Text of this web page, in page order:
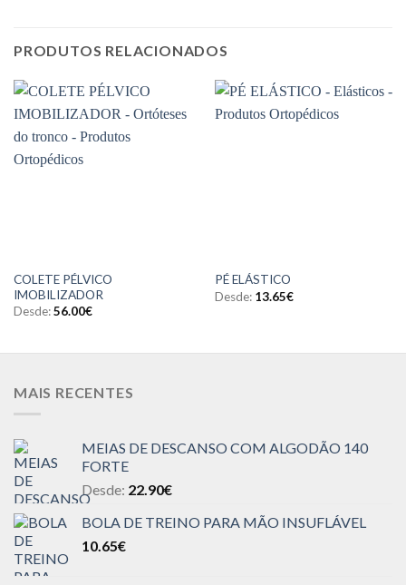
PRODUTOS RELACIONADOS
COLETE PÉLVICO
IMOBILIZADOR
Desde:56.00€
PÉ ELÁSTICO
Desde: 13.65€
MAIS RECENTES
MEIAS DE DESCANSO COM ALGODÃO 140
FORTE
Desde: 22.90€
BOLA DE TREINO PARA MÃO INSUFLÁVEL
10.65€